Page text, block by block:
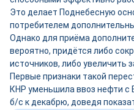
Это делает Поднебесную
потребителем
Однако для приёма
вероятно, придётся либо
источников, либо увеличить
Первые признаки такой
КНР уменьшила ввоз нефти с
б/с к декабрю, доведя